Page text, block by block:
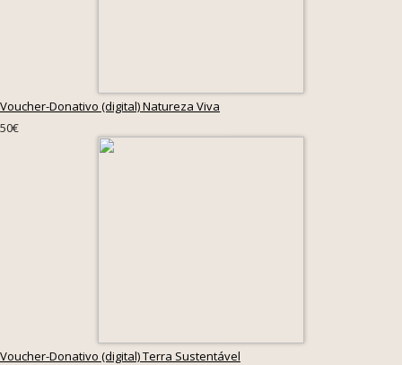
Voucher-Donativo (digital) Natureza Viva
50€
Voucher-Donativo (digital) Terra Sustentável